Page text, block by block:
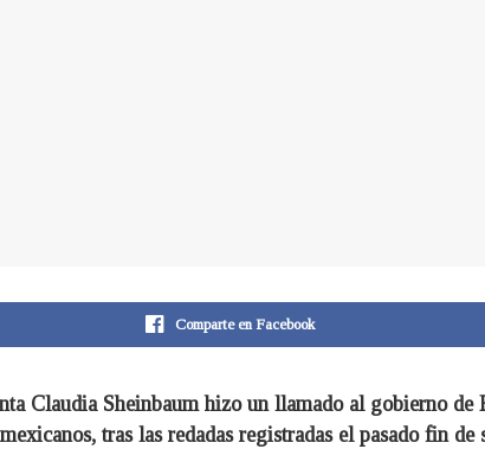
Comparte en Facebook
Claudia Sheinbaum hizo un llamado al gobierno
tras las redadas registradas el pasado fin